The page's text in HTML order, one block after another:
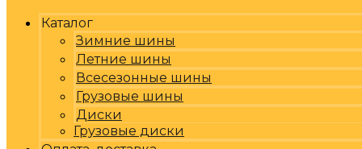
Каталог
Зимние шины
Летние шины
Всесезонные шины
Грузовые шины
Диски
Грузовые диски